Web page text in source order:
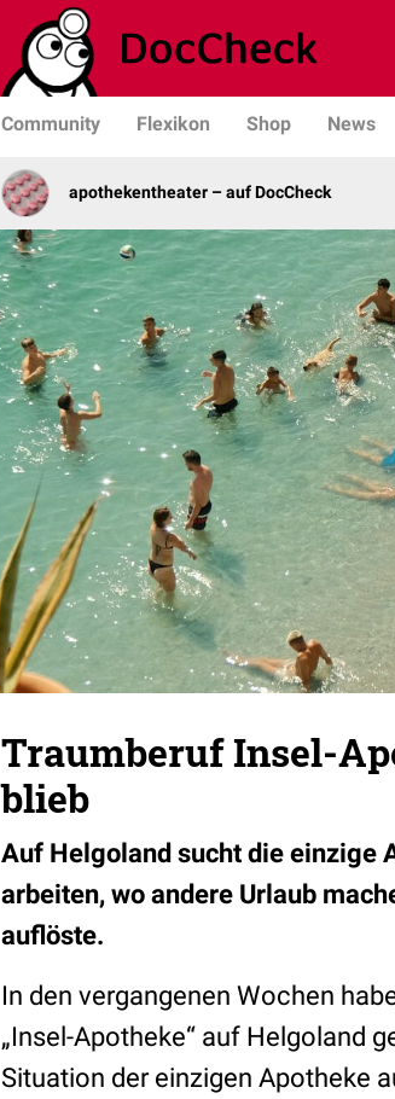
Community Flexikon Shop News
apothekentheater – auf DocCheck
Traumberuf Insel-
blieb
Auf Helgoland sucht die einzige
arbeiten, wo andere Urlaub
auflöste.
In den vergangenen Wochen
„Insel-Apotheke“ auf Helgoland
Situation der einzigen Apotheke